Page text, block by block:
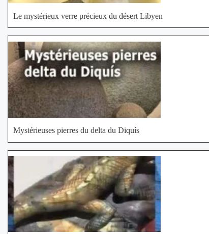
Le mystérieux verre précieux du désert Libyen
Mystérieuses pierres du delta du Diquís